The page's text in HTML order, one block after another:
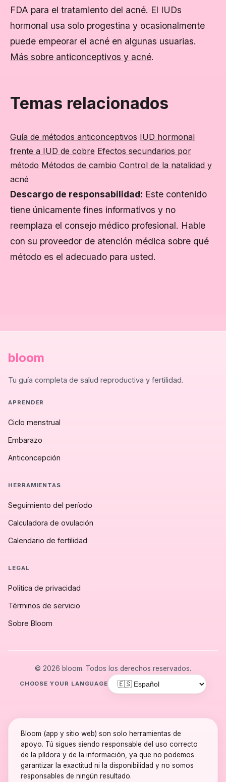
FDA para el tratamiento del acné. El IUDs
hormonal usa solo progestina y ocasionalmente
puede empeorar el acné en algunas usuarias.
Más sobre anticonceptivos y acné.
Temas relacionados
Guía de métodos anticonceptivos IUD hormonal
frente a IUD de cobre Efectos secundarios por
método Métodos de cambio Control de la natalidad y
acné
Descargo de responsabilidad: Este contenido
tiene únicamente fines informativos y no
reemplaza el consejo médico profesional. Hable
con su proveedor de atención médica sobre qué
método es el adecuado para usted.
bloom
Tu guía completa de salud reproductiva y fertilidad.
APRENDER
Ciclo menstrual
Embarazo
Anticoncepción
HERRAMIENTAS
Seguimiento del período
Calculadora de ovulación
Calendario de fertilidad
LEGAL
Política de privacidad
Términos de servicio
Sobre Bloom
© 2026 bloom. Todos los derechos reservados.
CHOOSE YOUR LANGUAGE
Bloom (app y sitio web) son solo herramientas de
apoyo. Tú sigues siendo responsable del uso correcto
de la píldora y de la información, ya que no podemos
garantizar la exactitud ni la disponibilidad y no somos
responsables de ningún resultado.